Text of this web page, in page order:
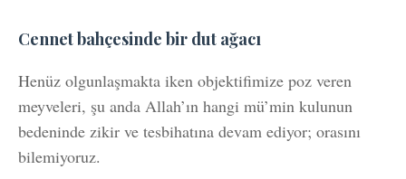
Cennet bahçesinde bir dut ağacı
Henüz olgunlaşmakta iken objektifimize poz veren
meyveleri, şu anda Allah’ın hangi mü’min kulunun
bedeninde zikir ve tesbihatına devam ediyor; orasını
bilemiyoruz.